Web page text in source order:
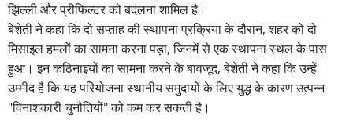
झिल्ली और प्रीफिल्टर को बदलना शामिल है।
बेशेती ने कहा कि दो सप्ताह की स्थापना प्रक्रिया के दौरान, शहर को दो
मिसाइल हमलों का सामना करना पड़ा, जिनमें से एक स्थापना स्थल के पास
हुआ। इन कठिनाइयों का सामना करने के बावजूद, बेशेती ने कहा कि उन्हें
उम्मीद है कि यह परियोजना स्थानीय समुदायों के लिए युद्ध के कारण उत्पन्न
"विनाशकारी चुनौतियों" को कम कर सकती है।